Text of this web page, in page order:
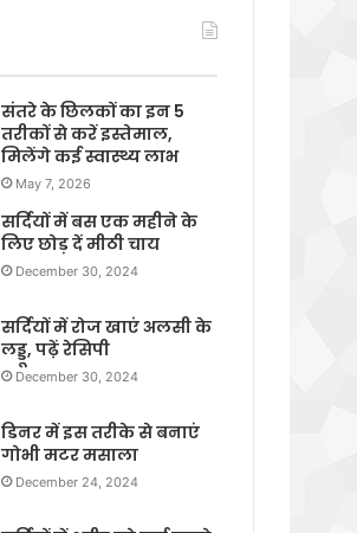
संतरे के छिलकों का इन 5
तरीकों से करें इस्तेमाल,
मिलेंगे कई स्वास्थ्य लाभ
May 7, 2026
सर्दियों में बस एक महीने के
लिए छोड़ दें मीठी चाय
December 30, 2024
सर्दियों में रोज खाएं अलसी के
लड्डू, पढ़ें रेसिपी
December 30, 2024
डिनर में इस तरीके से बनाएं
गोभी मटर मसाला
December 24, 2024